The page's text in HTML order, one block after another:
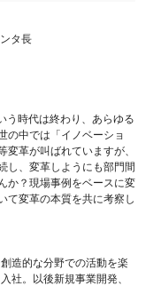
タ長
う時代は終わり、あらゆる
の中では「イノベーショ
革が叫ばれていますが、
し、変革しようにも部門間
か？現場事例をベースに変
て変革の本質を共に考察し
造的な分野での活動を楽
社。以後新規事業開発、